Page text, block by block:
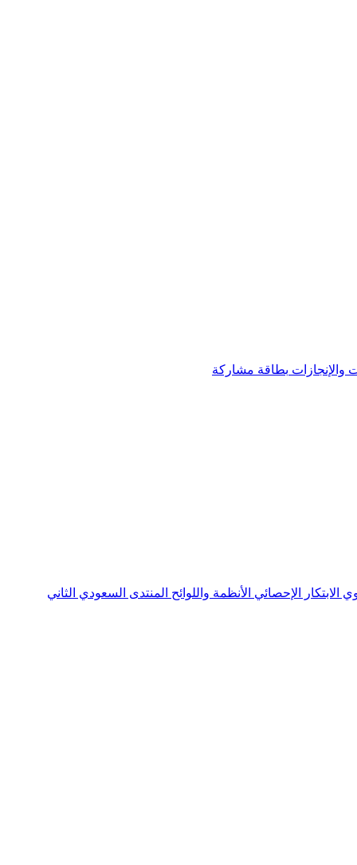
والإنجازات بطاقة مشاركة
الابتكار الإحصائي الأنظمة واللوائح المنتدى السعودي الثاني